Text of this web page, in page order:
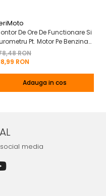
De Ore De Functionare Si
Pt. Motor Pe Benzina
| 4T Cu Capac De Baterie
RON
RON
Adauga in cos
media